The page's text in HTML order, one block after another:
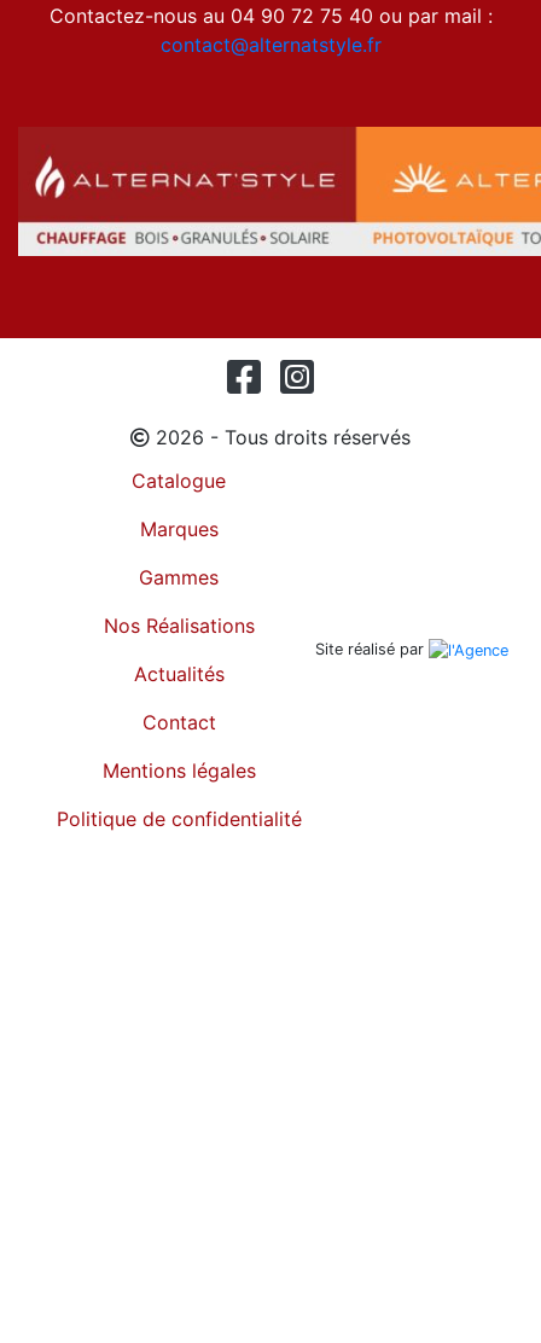
Contactez-nous au 04 90 72 75 40 ou par mail :
contact@alternatstyle.fr
2026 - Tous droits réservés
Catalogue
Marques
Gammes
Nos Réalisations
Actualités
Contact
Mentions légales
Politique de confidentialité
Site réalisé par